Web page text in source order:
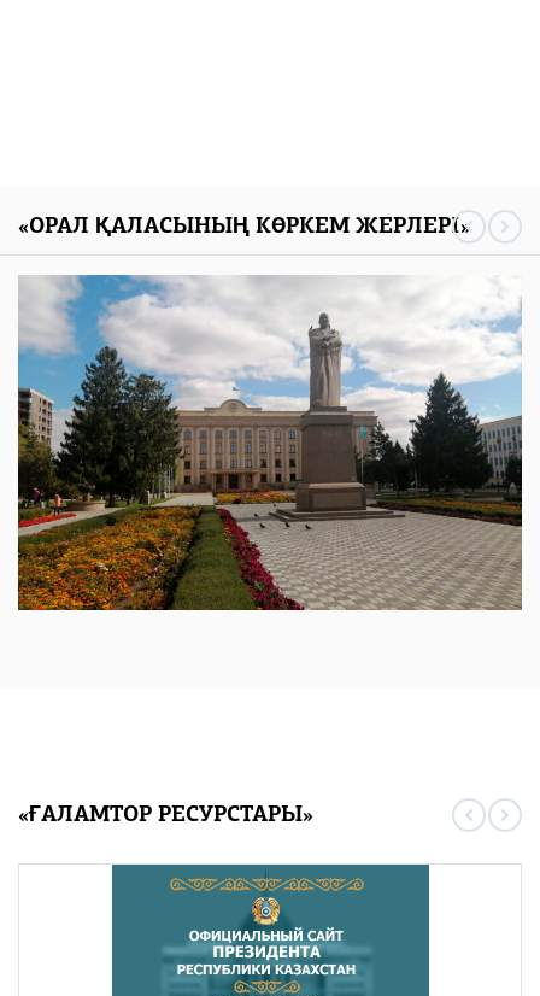
«ОРАЛ ҚАЛАСЫНЫҢ КӨРКЕМ ЖЕРЛЕРІ»
«ҒАЛАМТОР РЕСУРСТАРЫ»